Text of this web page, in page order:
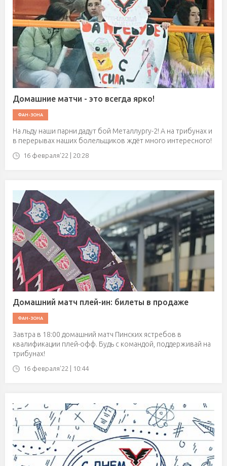
Домашние матчи - это всегда ярко!
ФАН-ЗОНА
На льду наши парни дадут бой Металлургу-2! А на трибунах и
в перерывах наших болельщиков ждёт много интересного!
16 февраля'22 | 20:28
Домашний матч плей-ин: билеты в продаже
ФАН-ЗОНА
Завтра в 18:00 домашний матч Пинских ястребов в
квалификации плей-офф. Будь с командой, поддерживай на
трибунах!
16 февраля'22 | 10:44